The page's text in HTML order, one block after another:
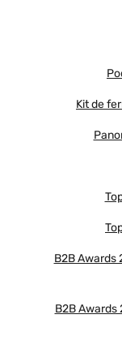
Kit de
B2B Awards
B2B Awards